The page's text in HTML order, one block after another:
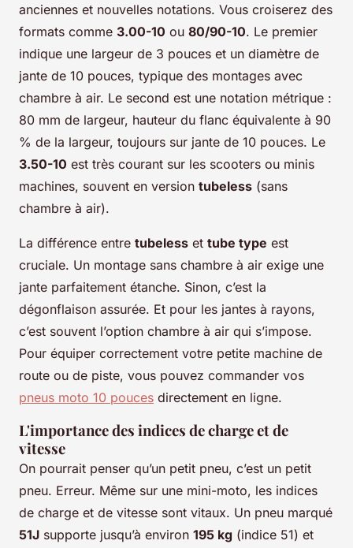
anciennes et nouvelles notations. Vous croiserez des
formats comme 3.00-10 ou 80/90-10. Le premier
indique une largeur de 3 pouces et un diamètre de
jante de 10 pouces, typique des montages avec
chambre à air. Le second est une notation métrique :
80 mm de largeur, hauteur du flanc équivalente à 90
% de la largeur, toujours sur jante de 10 pouces. Le
3.50-10 est très courant sur les scooters ou minis
machines, souvent en version tubeless (sans
chambre à air).
La différence entre tubeless et tube type est
cruciale. Un montage sans chambre à air exige une
jante parfaitement étanche. Sinon, c’est la
dégonflaison assurée. Et pour les jantes à rayons,
c’est souvent l’option chambre à air qui s’impose.
Pour équiper correctement votre petite machine de
route ou de piste, vous pouvez commander vos
pneus moto 10 pouces directement en ligne.
L'importance des indices de charge et de
vitesse
On pourrait penser qu’un petit pneu, c’est un petit
pneu. Erreur. Même sur une mini-moto, les indices
de charge et de vitesse sont vitaux. Un pneu marqué
51J supporte jusqu’à environ 195 kg (indice 51) et